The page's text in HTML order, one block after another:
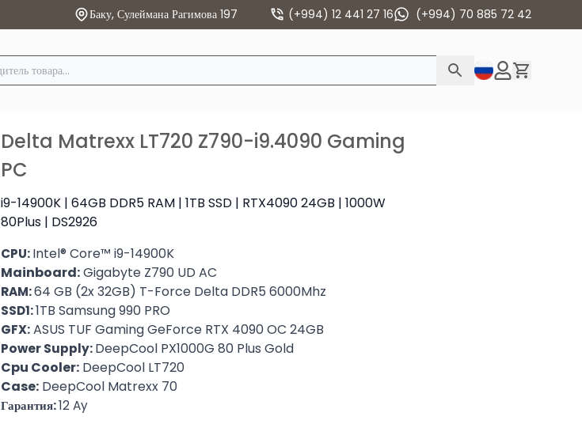
Баку, Сулеймана Рагимова 197 (+994) 12 441 27 16 (+994) 70 885 72 42
Delta Matrexx LT720 Z790-i9.4090 Gaming
PC
i9-14900K | 64GB DDR5 RAM | 1TB SSD | RTX4090 24GB | 1000W
80Plus | DS2926
CPU:Intel® Core™ i9-14900K
Mainboard:Gigabyte Z790 UD AC
RAM:64 GB (2x 32GB) T-Force Delta DDR5 6000Mhz
SSD1:1TB Samsung 990 PRO
GFX: ASUS TUF Gaming GeForce RTX 4090 OC 24GB
Power Supply:DeepCool PX1000G 80 Plus Gold
Cpu Cooler:DeepCool LT720
Case:DeepCool Matrexx 70
Гарантия:12 Ay